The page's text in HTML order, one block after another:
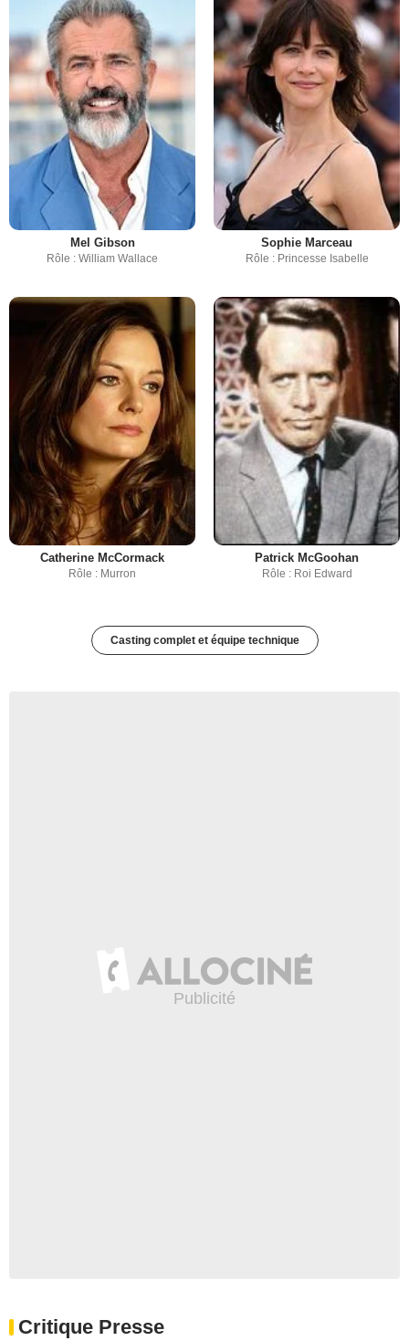
Mel Gibson
Rôle : William Wallace
Sophie Marceau
Rôle : Princesse Isabelle
Catherine McCormack
Rôle : Murron
Patrick McGoohan
Rôle : Roi Edward
Casting complet et équipe technique
Critique Presse